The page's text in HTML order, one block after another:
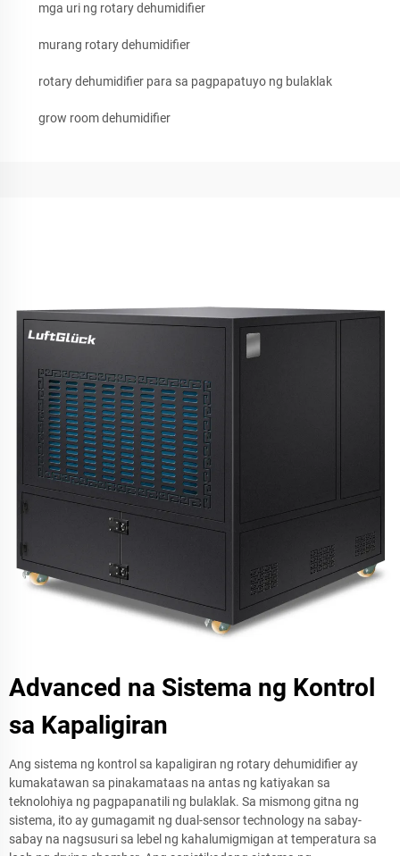
mga uri ng rotary dehumidifier
murang rotary dehumidifier
rotary dehumidifier para sa pagpapatuyo ng bulaklak
grow room dehumidifier
Advanced na Sistema ng Kontrol
sa Kapaligiran
Ang sistema ng kontrol sa kapaligiran ng rotary dehumidifier ay
kumakatawan sa pinakamataas na antas ng katiyakan sa
teknolohiya ng pagpapanatili ng bulaklak. Sa mismong gitna ng
sistema, ito ay gumagamit ng dual-sensor technology na sabay-
sabay na nagsusuri sa lebel ng kahalumigmigan at temperatura sa